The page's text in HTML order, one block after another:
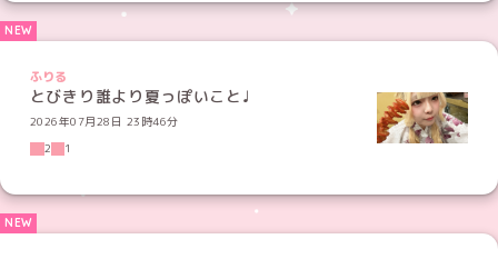
ふりる
とびきり誰より夏っぽいこと♩
2026年07月28日 23時46分
2
1